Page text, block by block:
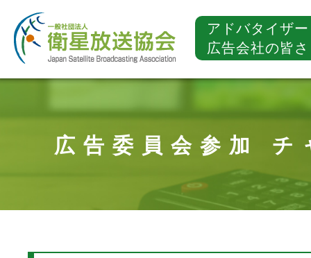
アドバタイザ
広告会社の皆
広告委員会参加 チ